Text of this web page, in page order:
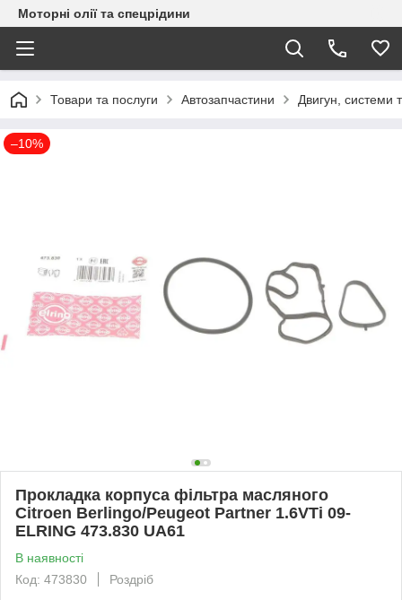
Моторні олії та спецрідини
Товари та послуги Автозапчастини Двигун, системи
–10%
Прокладка корпуса фільтра масляного
Citroen Berlingo/Peugeot Partner 1.6VTi 09-
ELRING 473.830 UA61
В наявності
Код: 473830
Роздріб